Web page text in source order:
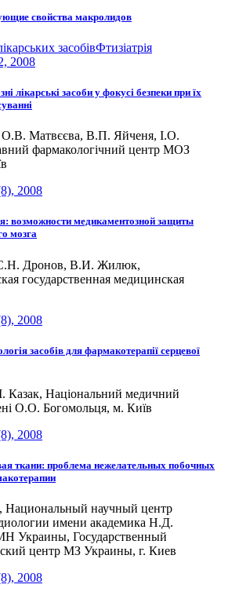
свойства макролидов
засобівФтизіатрія
2008
лікарські засоби у фокусі безпеки при їх
Матвєєва, В.П. Яйченя, І.О.
фармакологічний центр МОЗ
2008
возможности медикаментозной защиты
мозга
Дронов, В.И. Жилюк,
государственная медицинская
2008
засобів для фармакотерапії серцевої
Казак, Національний медичний
О.О. Богомольця, м. Київ
2008
ткани: проблема нежелательных побочных
научный центр
имени академика Н.Д.
Украины, Государственный
центр МЗ Украины, г. Киев
2008